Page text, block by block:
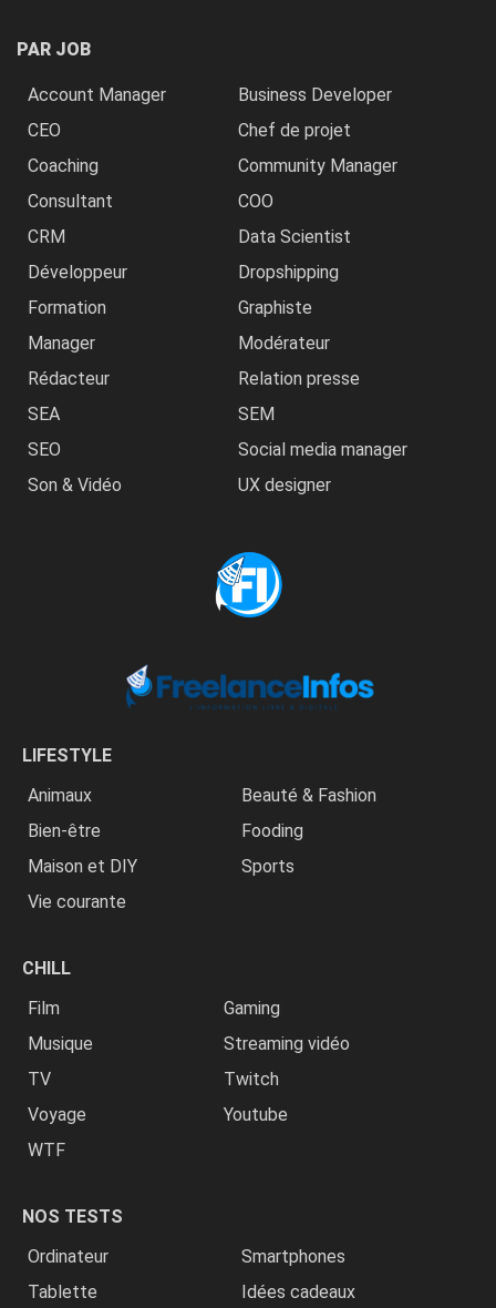
PAR JOB
Account Manager
Business Developer
CEO
Chef de projet
Coaching
Community Manager
Consultant
COO
CRM
Data Scientist
Développeur
Dropshipping
Formation
Graphiste
Manager
Modérateur
Rédacteur
Relation presse
SEA
SEM
SEO
Social media manager
Son & Vidéo
UX designer
LIFESTYLE
Animaux
Beauté & Fashion
Bien-être
Fooding
Maison et DIY
Sports
Vie courante
CHILL
Film
Gaming
Musique
Streaming vidéo
TV
Twitch
Voyage
Youtube
WTF
NOS TESTS
Ordinateur
Smartphones
Tablette
Idées cadeaux